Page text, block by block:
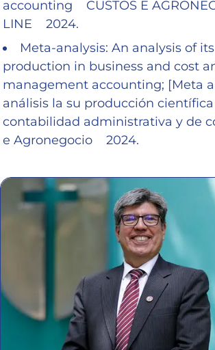
accounting CUSTOS E
LINE 2024.
Meta-analysis: An analysis of
production in business and cost
management accounting; [Meta
análisis la su producción
contabilidad administrativa y de
e Agronegocio 2024.